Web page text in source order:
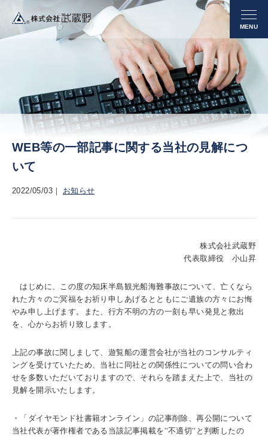
WEB等の一部記事に関する当社の見解につ
いて
2022/05/03 お知らせ
株式会社武蔵野
代表取締役 小山昇
はじめに、この度の知床半島観光船海難事故について、亡くなら
れた方々のご冥福をお祈り申しあげるとともにご遺族の方々にお悔
やみ申し上げます。また、行方不明の方の一刻も早い発見と救出
を、心からお祈り致します。
上記の事故に関しまして、遊覧船の運営会社が当社のコンサルティ
ングを受けていたため、当社に同社との関係性についての問い合わ
せを多数いただいておりますので、それらを踏まえた上で、当社の
見解を開示いたします。
・「ダイヤモンド社書籍オンライン」の記事削除、再公開について
当社代表が著作権者である当該記事掲載を”不適切”と判断したの